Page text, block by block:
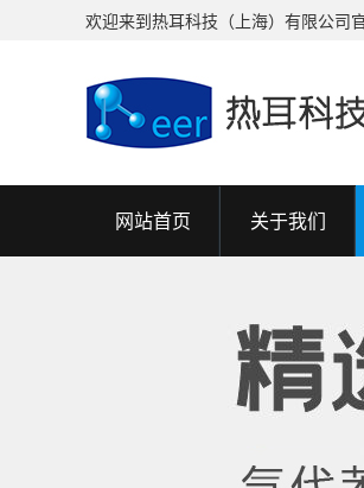
欢迎来到热耳科技（上海）有限公司官
网站首页 关于我们